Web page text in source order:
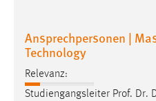
Ansprechpersonen |
Technology
Relevanz:
Studiengangsleiter Prof. Dr.
Cookie Laufzeit:
Max. 13 Monate